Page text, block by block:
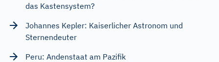
das Kastensystem?
Johannes Kepler: Kaiserlicher Astronom und
Sternendeuter
Peru: Andenstaat am Pazifik